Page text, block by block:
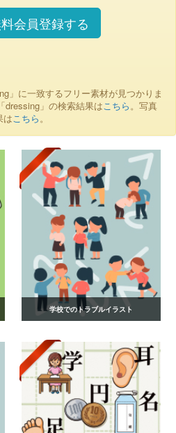
会員登録する
」に一致するフリー素材が見つかりま
dressing」の検索結果はこちら。写真
はこちら。
学校でのトラブルイラスト